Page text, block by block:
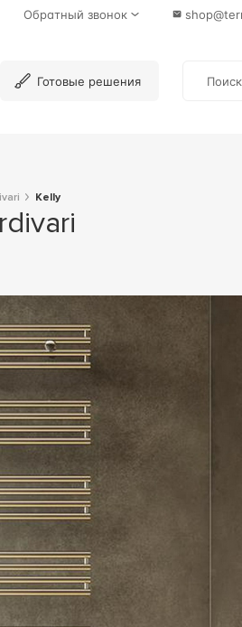
Обратный звонок
Готовые решения
Kelly